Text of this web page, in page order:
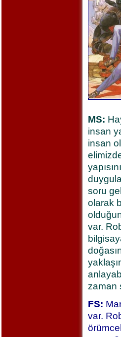
MS:
insan
insan
soru
olarak
var.
zaman
FS:
var.